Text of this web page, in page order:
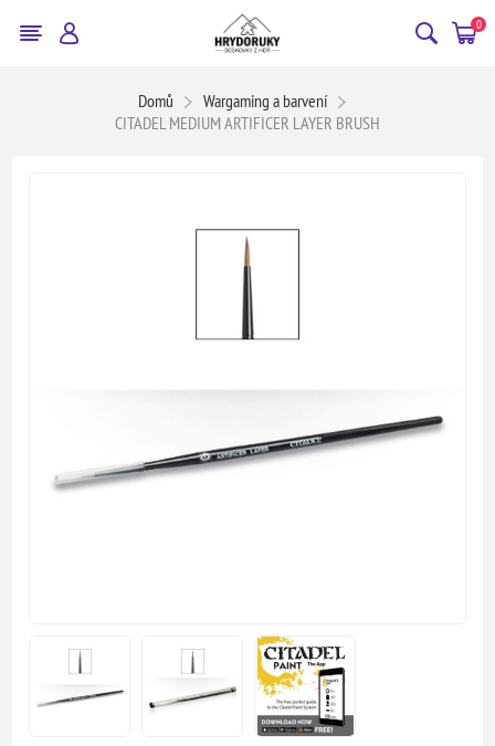
0
Domů
Wargaming a barvení
CITADEL MEDIUM ARTIFICER LAYER BRUSH